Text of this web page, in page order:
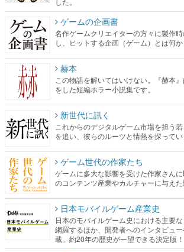
ゲームの企画書
名作ゲームクリエイターの方々に製作
し、ヒットする企画（ゲーム）とは何か
赫本
この物語を解いてはいけない。『赫本
をした短編ホラー小説集です。
新世代に訊く
これからのデジタルゲーム市場を担う
を追い、彼らのルーツと情熱を探ってい
ゲーム世代の作家たち
ゲームに多大な影響を受けた作家さん
のコンテンツ産業やカルチャーに与えた
日本モバイルゲーム産業史
日本のモバイルゲーム史における主要
網羅するほか、開発者へのインタビュ
載。約20年の歴史が一望できる決定版！